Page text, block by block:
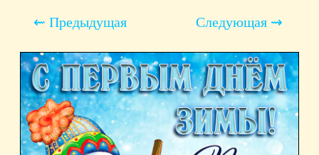
⇜ Предыдущая Следующая ⇝